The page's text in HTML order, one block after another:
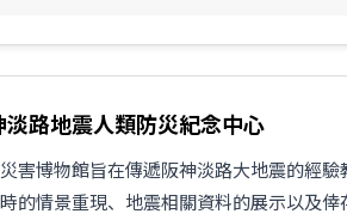
淡路地震人類防災紀念中心
害博物館旨在傳遞阪神淡路大地震的經
的情景重現、地震相關資料的展示以及